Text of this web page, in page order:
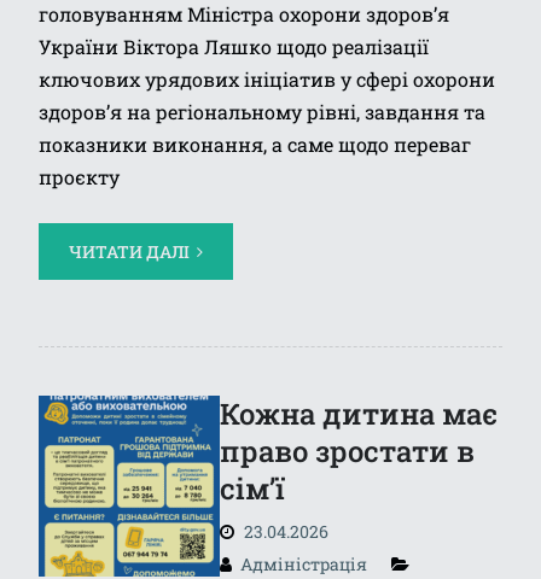
головуванням Міністра охорони здоров’я
України Віктора Ляшко щодо реалізації
ключових урядових ініціатив у сфері охорони
здоров’я на регіональному рівні, завдання та
показники виконання, а саме щодо переваг
проєкту
ЧИТАТИ ДАЛІ
Кожна дитина має
право зростати в
сім’ї
23.04.2026
Адміністрація